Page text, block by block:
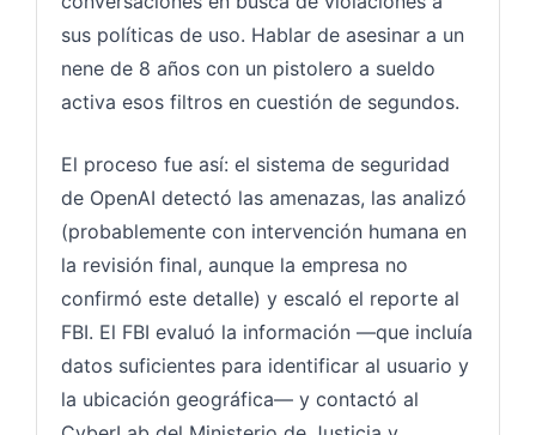
sus políticas de uso. Hablar de asesinar a un
nene de 8 años con un pistolero a sueldo
activa esos filtros en cuestión de segundos.
El proceso fue así: el sistema de seguridad
de OpenAI detectó las amenazas, las analizó
(probablemente con intervención humana en
la revisión final, aunque la empresa no
confirmó este detalle) y escaló el reporte al
FBI. El FBI evaluó la información —que incluía
datos suficientes para identificar al usuario y
la ubicación geográfica— y contactó al